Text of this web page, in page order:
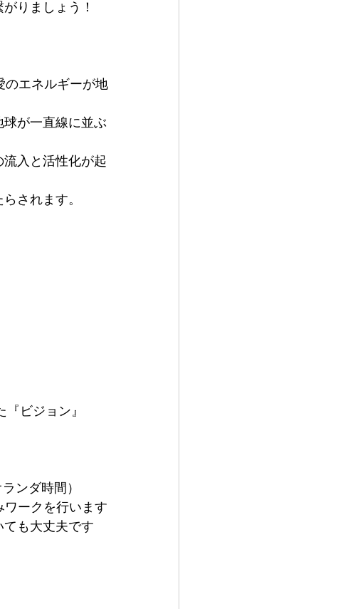
りましょう！
のエネルギーが地
が一直線に並ぶ
入と活性化が起
されます。
ビジョン』
ンダ時間）
ワークを行います
ても大丈夫です